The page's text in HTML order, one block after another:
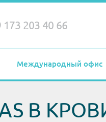
173 203 40 66
Международный офис
В